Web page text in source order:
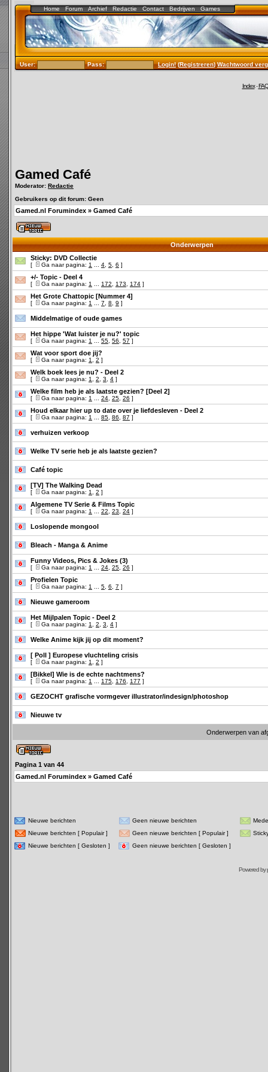
Home Forum Archief Redactie Contact Bedrijven Games
User: Pass: Login!(Registreren)Wachtwoord
Index-FAQ
Gamed Café
Moderator: Redactie
Gebruikers op dit forum: Geen
Gamed.nl Forumindex » Gamed Café
Onderwerpen
Sticky: DVD Collectie
[ Ga naar pagina: 1 4 5 6 ]
+/- Topic - Deel 4
[ Ga naar pagina: 1 172 173 174 ]
Het Grote Chattopic [Nummer 4]
[ Ga naar pagina: 1 7 8 9 ]
Middelmatige of oude games
Het hippe 'Wat luister je nu?' topic
[ Ga naar pagina: 1 55 56 57 ]
Wat voor sport doe jij?
[ Ga naar pagina: 1 2 ]
Welk boek lees je nu? - Deel 2
[ Ga naar pagina: 1 2 3 4 ]
Welke film heb je als laatste gezien? [Deel 2]
[ Ga naar pagina: 1 24 25 26 ]
Houd elkaar hier up to date over je liefdesleven - Deel 2
[ Ga naar pagina: 1 85 86 87 ]
verhuizen verkoop
Welke TV serie heb je als laatste gezien?
Café topic
[TV] The Walking Dead
[ Ga naar pagina: 1 2 ]
Algemene TV Serie & Films Topic
[ Ga naar pagina: 1 22 23 24 ]
Loslopende mongool
Bleach - Manga & Anime
Funny Videos, Pics & Jokes (3)
[ Ga naar pagina: 1 24 25 26 ]
Profielen Topic
[ Ga naar pagina: 1 5 6 7 ]
Nieuwe gameroom
Het Mijlpalen Topic - Deel 2
[ Ga naar pagina: 1 2 3 4 ]
Welke Anime kijk jij op dit moment?
[ Poll ] Europese vluchteling crisis
[ Ga naar pagina: 1 2 ]
[Bikkel] Wie is de echte nachtmens?
[ Ga naar pagina: 1 175 176 177 ]
GEZOCHT grafische vormgever illustrator/indesign/photoshop
Nieuwe tv
Onderwerpen van
Pagina 1 van 44
Gamed.nl Forumindex » Gamed Café
Nieuwe berichten Geen nieuwe berichten
Nieuwe berichten [ Populair ]
Geen nieuwe berichten [ Populair ]
Nieuwe berichten [ Gesloten ]
Geen nieuwe berichten [ Gesloten ]
Powered by